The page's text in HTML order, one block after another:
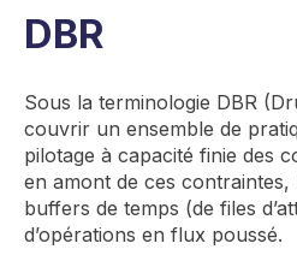
DBR
Sous la terminologie DBR
couvrir un ensemble de
pilotage à capacité finie des
en amont de ces contraintes,
buffers de temps (de files
d’opérations en flux poussé.